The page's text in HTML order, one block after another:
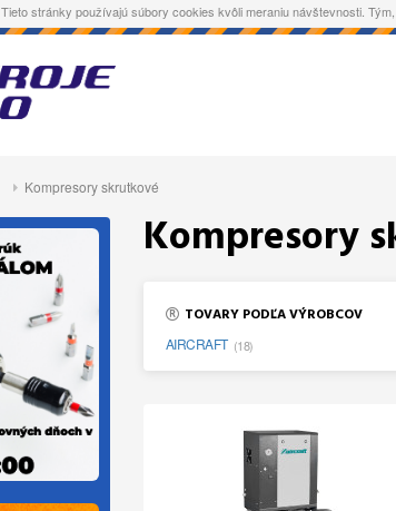
Tieto stránky používajú súbory cookies kvôli meraniu návštevnosti.
Kompresory skrutkové
Kompresory
TOVARY PODĽA VÝROBCOV
AIRCRAFT (18)